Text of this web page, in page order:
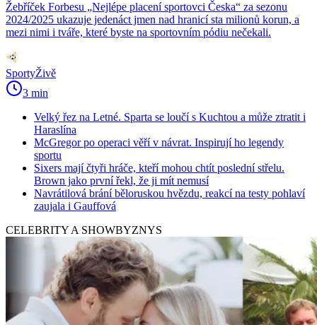
Žebříček Forbesu „Nejlépe placení sportovci Česka“ za sezonu
2024/2025 ukazuje jedenáct jmen nad hranicí sta milionů korun, a
mezi nimi i tváře, které byste na sportovním pódiu nečekali.
SportyŽivě
3 min
Velký řez na Letné. Sparta se loučí s Kuchtou a může ztratit i
Haraslína
McGregor po operaci věří v návrat. Inspirují ho legendy
sportu
Sixers mají čtyři hráče, kteří mohou chtít poslední střelu.
Brown jako první řekl, že ji mít nemusí
Navrátilová brání běloruskou hvězdu, reakcí na testy pohlaví
zaujala i Gauffová
CELEBRITY A SHOWBYZNYS